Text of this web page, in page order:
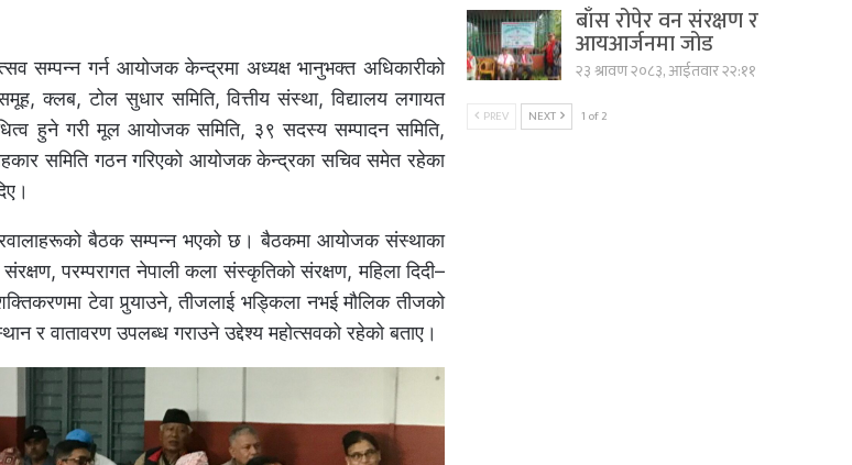
सम्पन्न गर्न आयोजक केन्द्रमा अध्यक्ष भानुभक्त अधिकारीको
क्लब, टोल सुधार समिति, वित्तीय संस्था, विद्यालय लगायत
हुने गरी मूल आयोजक समिति, ३९ सदस्य सम्पादन समिति,
समिति गठन गरिएको आयोजक केन्द्रका सचिव समेत रहेका
बैठक सम्पन्न भएको छ। बैठकमा आयोजक संस्थाका
परम्परागत नेपाली कला संस्कृतिको संरक्षण, महिला दिदी–
टेवा पुर्‍याउने, तीजलाई भड्किला नभई मौलिक तीजको
र वातावरण उपलब्ध गराउने उद्देश्य महोत्सवको रहेको बताए।
बाँस रोपेर वन संरक्षण र
आयआर्जनमा जोड
२३ श्रावण २०८३, आईतवार २२:११
PREV NEXT 1 of 2